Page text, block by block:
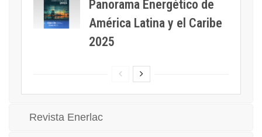
Panorama Energético de
América Latina y el Caribe
2025
Revista Enerlac